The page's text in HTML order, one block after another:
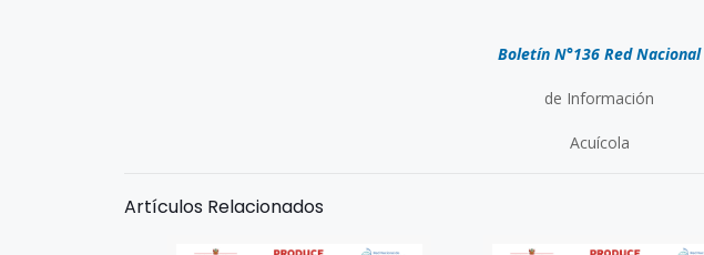
Boletín N°136 Red Nacional
de Información
Acuícola
Artículos Relacionados